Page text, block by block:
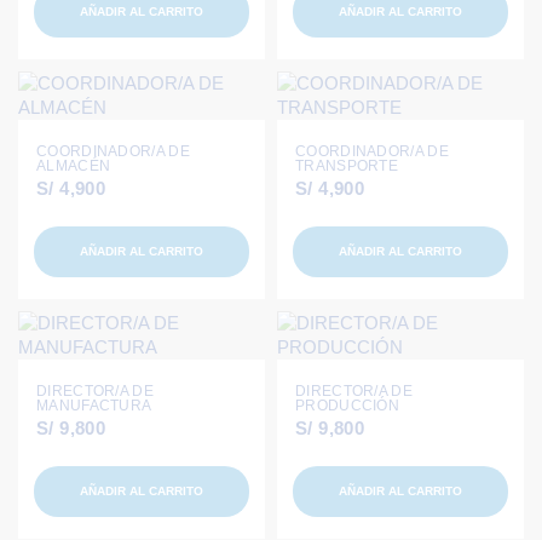
AÑADIR AL CARRITO AÑADIR AL CARRITO
COORDINADOR/A DE
ALMACÉN
S/ 4,900
AÑADIR AL CARRITO
COORDINADOR/A DE
TRANSPORTE
S/ 4,900
AÑADIR AL CARRITO
DIRECTOR/A DE
MANUFACTURA
S/ 9,800
AÑADIR AL CARRITO
DIRECTOR/A DE
PRODUCCIÓN
S/ 9,800
AÑADIR AL CARRITO